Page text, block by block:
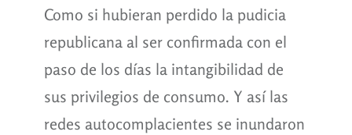
Como si hubieran perdido la pudicia
republicana al ser confirmada con el
paso de los días la intangibilidad de
sus privilegios de consumo. Y así las
redes autocomplacientes se inundaron